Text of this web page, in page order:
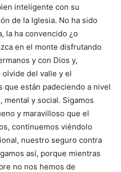
inteligente con su
de la Iglesia. No ha sido
la ha convencido ¿o
en el monte disfrutando
y con Dios y,
del valle y el
que están padeciendo a nivel
y social. Sigamos
y maravilloso que el
continuemos viéndolo
nuestro seguro contra
así, porque mientras
no nos hemos de